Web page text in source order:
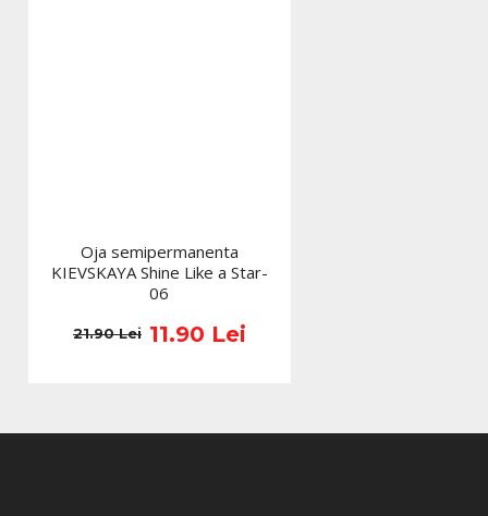
Oja semipermanenta
KIEVSKAYA Shine Like a Star-
06
11.90 Lei
21.90 Lei